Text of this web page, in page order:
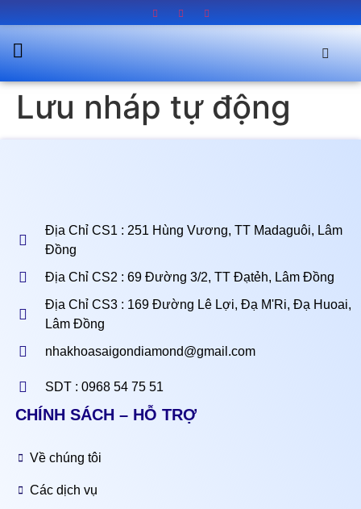
Lưu nháp tự động
Địa Chỉ CS1 : 251 Hùng Vương, TT Madaguôi, Lâm
Đồng
Địa Chỉ CS2 : 69 Đường 3/2, TT Đạtẻh, Lâm Đồng
Địa Chỉ CS3 : 169 Đường Lê Lợi, Đạ M'Ri, Đạ Huoai,
Lâm Đồng
nhakhoasaigondiamond@gmail.com
SDT : 0968 54 75 51
CHÍNH SÁCH – HỖ TRỢ
Về chúng tôi
Các dịch vụ